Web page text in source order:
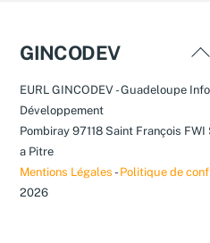
GINCODEV
EURL GINCODEV - Guadeloupe
Développement
Pombiray 97118 Saint François
a Pitre
Mentions Légales - Politique de
2026